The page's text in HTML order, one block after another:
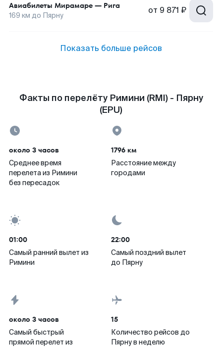
Авиабилеты Мирамаре — Рига
169 км до Пярну от 9 871 ₽
Показать больше рейсов
Факты по перелёту Римини (RMI) - Пярну
(EPU)
около 3 часов
Среднее время
перелета из Римини
без пересадок
1796 км
Расстояние между
городами
01:00
Самый ранний вылет из
Римини
22:00
Самый поздний вылет
до Пярну
около 3 часов
Самый быстрый
прямой перелет из
15
Количество рейсов до
Пярну в неделю